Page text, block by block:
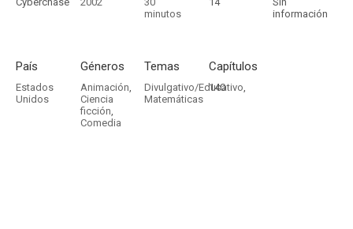
minutos
información
País
Estados
Unidos
Géneros
Animación,
Ciencia
ficción,
Comedia
Temas
Divulgativo/Educativo,
Matemáticas
Capítulos
140